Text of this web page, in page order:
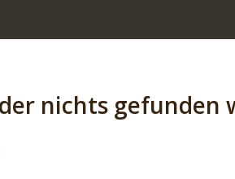
nichts gefunden